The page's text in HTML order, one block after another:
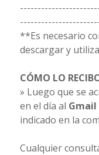
**Es necesario
descargar y
CÓMO LO
» Luego que se
en el día al Gmail
indicado en la
Cualquier